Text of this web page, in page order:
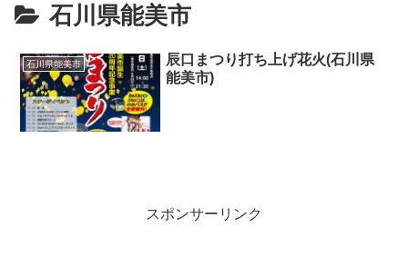
石川県能美市
石川県能美市
辰口まつり打ち上げ花火(石川県
能美市)
スポンサーリンク